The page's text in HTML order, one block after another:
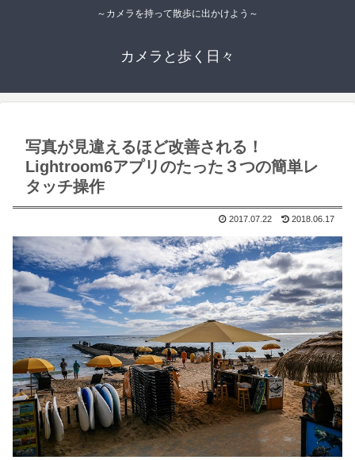
～カメラを持って散歩に出かけよう～
カメラと歩く日々
写真が見違えるほど改善される！
Lightroom6アプリのたった３つの簡単レ
タッチ操作
2017.07.22 2018.06.17